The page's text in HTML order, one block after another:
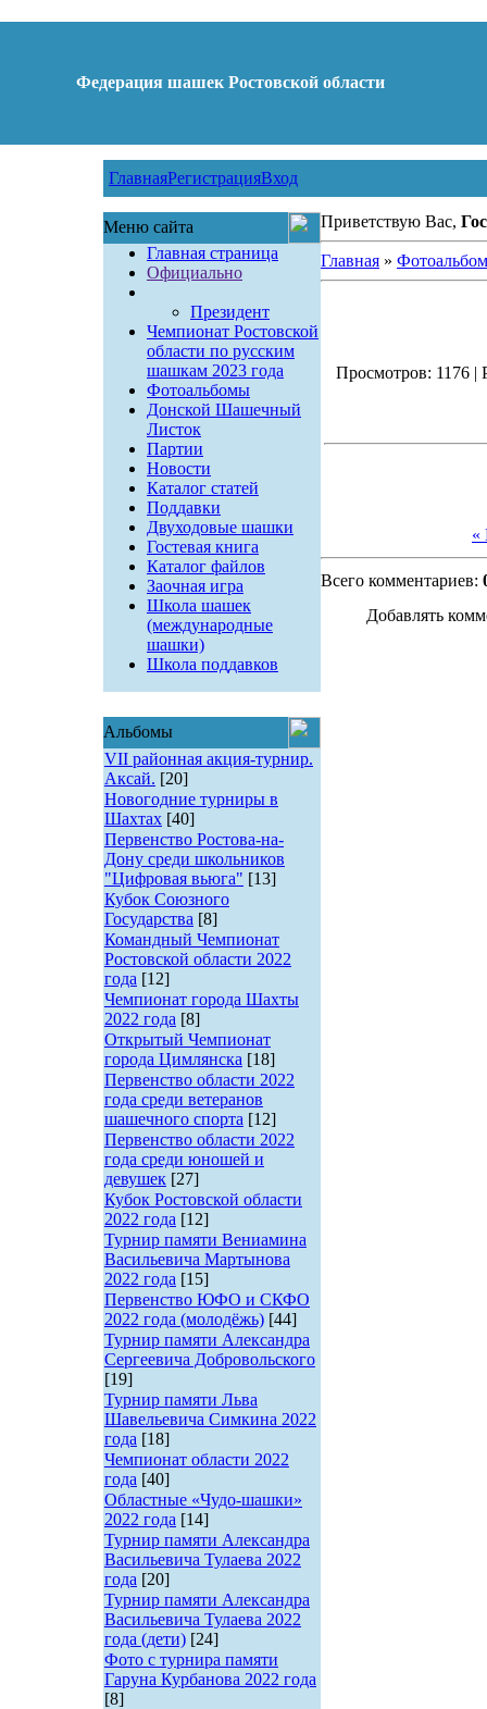
Федерация шашек Ростовской области
ГлавнаяРегистрацияВход
Меню сайта
Главная страница
Официально
Президент
Чемпионат Ростовской
области по русским
шашкам 2023 года
Фотоальбомы
Донской Шашечный
Листок
Партии
Новости
Каталог статей
Поддавки
Двуходовые шашки
Гостевая книга
Каталог файлов
Заочная игра
Школа шашек
(международные
шашки)
Школа поддавков
Альбомы
VII районная акция-турнир.
Аксай. [20]
Новогодние турниры в
Шахтах [40]
Первенство Ростова-на-
Дону среди школьников
"Цифровая вьюга" [13]
Кубок Союзного
Государства [8]
Командный Чемпионат
Ростовской области 2022
года [12]
Чемпионат города Шахты
2022 года [8]
Открытый Чемпионат
города Цимлянска [18]
Первенство области 2022
года среди ветеранов
шашечного спорта [12]
Первенство области 2022
года среди юношей и
девушек [27]
Кубок Ростовской области
2022 года [12]
Турнир памяти Вениамина
Васильевича Мартынова
2022 года [15]
Первенство ЮФО и СКФО
2022 года (молодёжь) [44]
Турнир памяти Александра
Сергеевича Добровольского
[19]
Турнир памяти Льва
Шавельевича Симкина 2022
года [18]
Чемпионат области 2022
года [40]
Областные «Чудо-шашки»
2022 года [14]
Турнир памяти Александра
Васильевича Тулаева 2022
года [20]
Турнир памяти Александра
Васильевича Тулаева 2022
года (дети) [24]
Фото с турнира памяти
Гаруна Курбанова 2022 года
[8]
Приветствую Вас,
Главная» Фотоальбом
Просмотров: 1176 |
«
Всего комментариев:
Добавлять